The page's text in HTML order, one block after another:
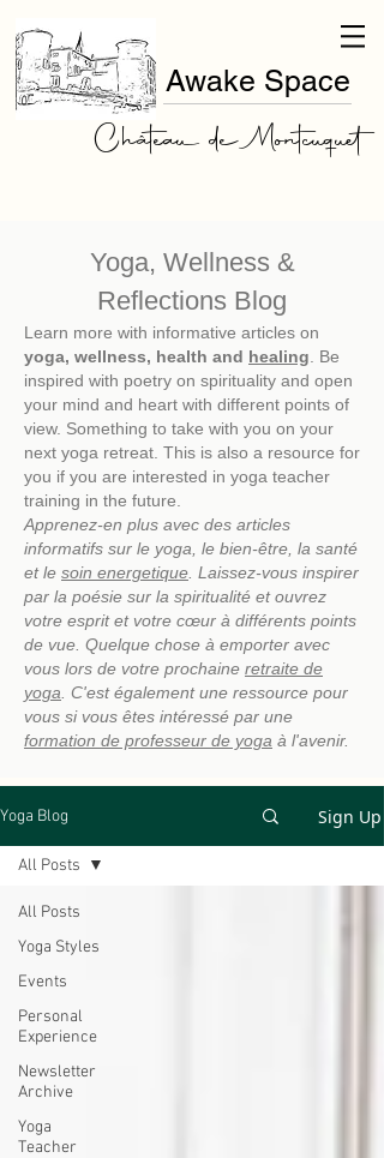
Awake Space
Château de Montcuquet
Yoga, Wellness &
Reflections Blog
Learn more with informative articles on
yoga, wellness, health and healing . Be
inspired with poetry on spirituality and open
your mind and heart with different points of
view. Something to take with you on your
next yoga retreat. This is also a resource for
you if you are interested in yoga teacher
training in the future.
Apprenez-en plus avec des articles
informatifs sur le yoga, le bien-être, la santé
et le soin energetique . Laissez-vous inspirer
par la poésie sur la spiritualité et ouvrez
votre esprit et votre cœur à différents points
de vue. Quelque chose à emporter avec
vous lors de votre prochaine retraite de
yoga . C'est également une ressource pour
vous si vous êtes intéressé par une
formation de professeur de yoga à l'avenir.
Yoga Blog Sign Up
All Posts
Yoga Styles
Events
Personal
Experience
Newsletter
Archive
Yoga
Teacher
All Posts